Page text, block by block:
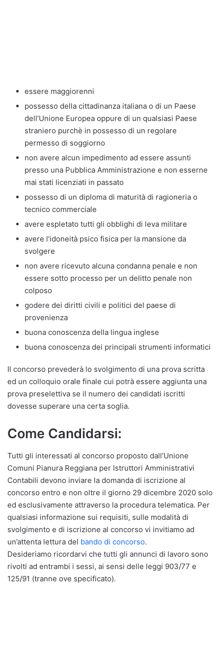
essere maggiorenni
possesso della cittadinanza italiana o di un Paese
dell’Unione Europea oppure di un qualsiasi Paese
straniero purchè in possesso di un regolare
permesso di soggiorno
non avere alcun impedimento ad essere assunti
presso una Pubblica Amministrazione e non esserne
mai stati licenziati in passato
possesso di un diploma di maturità di ragioneria o
tecnico commerciale
avere espletato tutti gli obblighi di leva militare
avere l’idoneità psico fisica per la mansione da
svolgere
non avere ricevuto alcuna condanna penale e non
essere sotto processo per un delitto penale non
colposo
godere dei diritti civili e politici del paese di
provenienza
buona conoscenza della lingua inglese
buona conoscenza dei principali strumenti informatici
Il concorso prevederà lo svolgimento di una prova scritta
ed un colloquio orale finale cui potrà essere aggiunta una
prova preselettiva se il numero dei candidati iscritti
dovesse superare una certa soglia.
Come Candidarsi:
Tutti gli interessati al concorso proposto dall’Unione
Comuni Pianura Reggiana per Istruttori Amministrativi
Contabili devono inviare la domanda di iscrizione al
concorso entro e non oltre il giorno 29 dicembre 2020 solo
ed esclusivamente attraverso la procedura telematica. Per
qualsiasi informazione sui requisiti, sulle modalità di
svolgimento e di iscrizione al concorso vi invitiamo ad
un’attenta lettura del bando di concorso.
Desideriamo ricordarvi che tutti gli annunci di lavoro sono
rivolti ad entrambi i sessi, ai sensi delle leggi 903/77 e
125/91 (tranne ove specificato).